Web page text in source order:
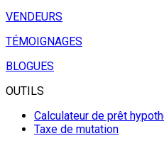
VENDEURS
TÉMOIGNAGES
BLOGUES
OUTILS
Calculateur de prêt
Taxe de mutation